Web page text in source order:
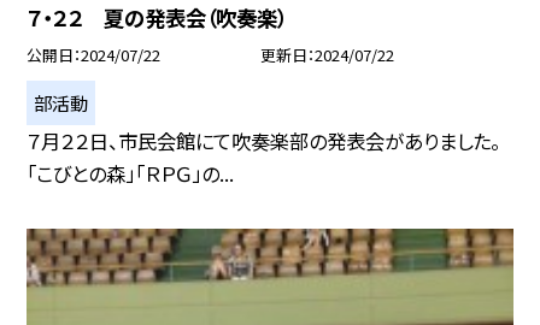
７・２２ 夏の発表会（吹奏楽）
公開日 2024/07/22 更新日 2024/07/22
部活動
７月２２日、市民会館にて吹奏楽部の発表会がありました。
「こびとの森」「ＲＰＧ」の...